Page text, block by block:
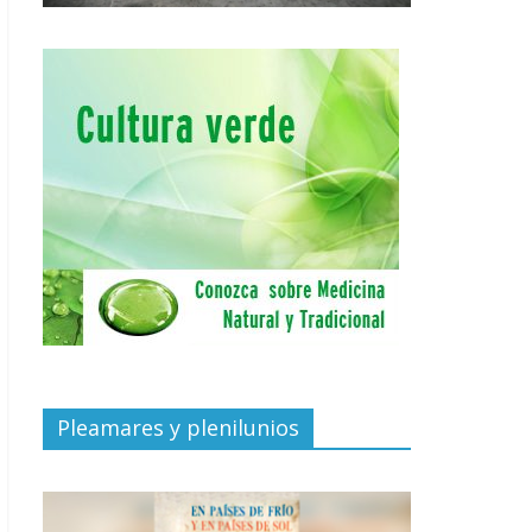
Pleamares y plenilunios